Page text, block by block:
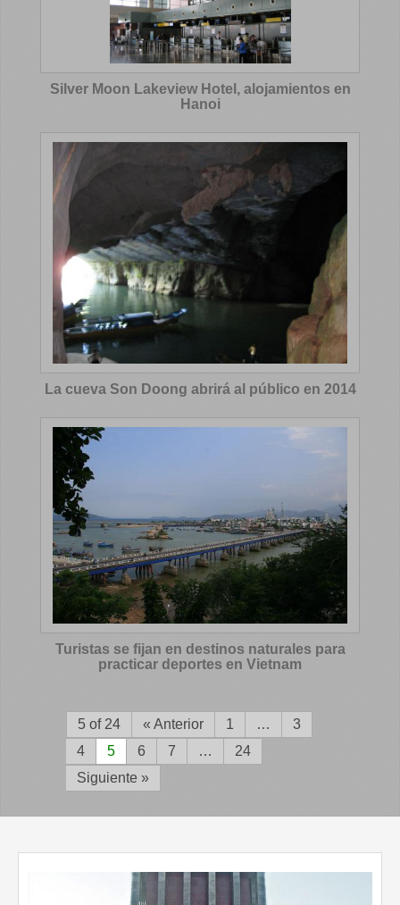
Silver Moon Lakeview Hotel, alojamientos en
Hanoi
La cueva Son Doong abrirá al público en 2014
Turistas se fijan en destinos naturales para
practicar deportes en Vietnam
5 of 24 « Anterior 1 …
3
4
5 6 7 …
24
Siguiente »